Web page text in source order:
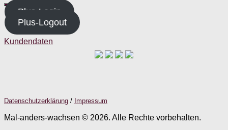
Plus-Login
Plus-Logout
Kundendaten
Datenschutzerklärung / Impressum
Mal-anders-wachsen © 2026. Alle Rechte vorbehalten.